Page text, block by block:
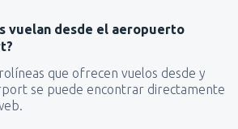
vuelan desde el aeropuerto
que ofrecen vuelos desde y
se puede encontrar directamente